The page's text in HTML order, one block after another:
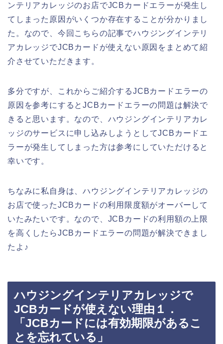
ンテリアカレッジのお店でJCBカードエラーが発生し
てしまった原因がいくつか存在することが分かりまし
た。なので、今回こちらの記事でハウジングインテリ
アカレッジでJCBカードが使えない原因をまとめて紹
介させていただきます。
多分ですが、これからご紹介するJCBカードエラーの
原因を参考にするとJCBカードエラーの問題は解決で
きると思います。なので、ハウジングインテリアカレ
ッジのサービスに申し込みしようとしてJCBカードエ
ラーが発生してしまった方は参考にしていただけると
幸いです。
ちなみに私自身は、ハウジングインテリアカレッジの
お店で使ったJCBカードの利用限度額がオーバーして
いたみたいです。なので、JCBカードの利用額の上限
を高くしたらJCBカードエラーの問題が解決できまし
たよ♪
ハウジングインテリアカレッジで
JCBカードが使えない理由１．
「JCBカードには有効期限があるこ
とを忘れている」